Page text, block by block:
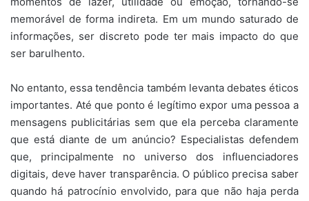
memorável de forma indireta. Em um mundo saturado de
informações, ser discreto pode ter mais impacto do que
ser barulhento.
No entanto, essa tendência também levanta debates éticos
importantes. Até que ponto é legítimo expor uma pessoa a
mensagens publicitárias sem que ela perceba claramente
que está diante de um anúncio? Especialistas defendem
que, principalmente no universo dos influenciadores
digitais, deve haver transparência. O público precisa saber
quando há patrocínio envolvido, para que não haja perda